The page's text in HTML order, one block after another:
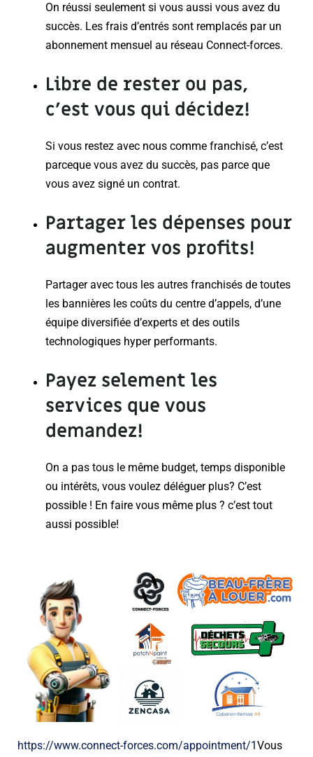
On réussi seulement si vous aussi vous avez du
succès. Les frais d’entrés sont remplacés par un
abonnement mensuel au réseau Connect-forces.
Libre de rester ou pas,
c’est vous qui décidez!
Si vous restez avec nous comme franchisé, c’est
parceque vous avez du succès, pas parce que
vous avez signé un contrat.
Partager les dépenses pour
augmenter vos profits!
Partager avec tous les autres franchisés de toutes
les bannières les coûts du centre d’appels, d’une
équipe diversifiée d’experts et des outils
technologiques hyper performants.
Payez selement les
services que vous
demandez!
On a pas tous le même budget, temps disponible
ou intérêts, vous voulez déléguer plus? C’est
possible ! En faire vous même plus ? c’est tout
aussi possible!
https://www.connect-forces.com/appointment/1 Vous